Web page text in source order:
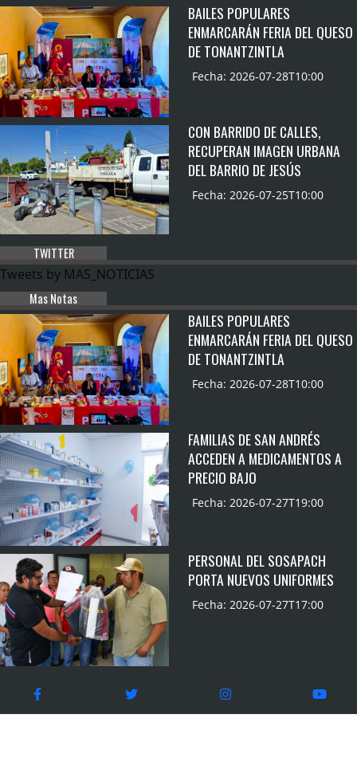
BAILES POPULARES
ENMARCARÁN FERIA DEL QUESO
DE TONANTZINTLA
Fecha: 2026-07-28T10:00
CON BARRIDO DE CALLES,
RECUPERAN IMAGEN URBANA
DEL BARRIO DE JESÚS
Fecha: 2026-07-25T10:00
TWITTER
Tweets by MAS_NOTICIAS
Mas Notas
BAILES POPULARES
ENMARCARÁN FERIA DEL QUESO
DE TONANTZINTLA
Fecha: 2026-07-28T10:00
FAMILIAS DE SAN ANDRÉS
ACCEDEN A MEDICAMENTOS A
PRECIO BAJO
Fecha: 2026-07-27T19:00
PERSONAL DEL SOSAPACH
PORTA NUEVOS UNIFORMES
Fecha: 2026-07-27T17:00